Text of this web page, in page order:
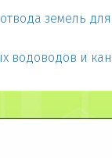
земель
водоводов и